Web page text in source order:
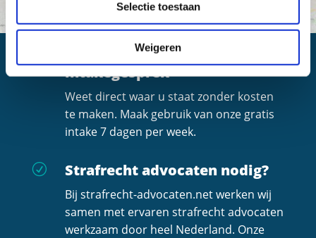
Selectie toestaan
Weigeren
Altijd een gratis
intakegesprek
Weet direct waar u staat zonder kosten
te maken. Maak gebruik van onze gratis
intake 7 dagen per week.
R Strafrecht advocaten nodig?
Bij strafrecht-advocaten.net werken wij
samen met ervaren strafrecht advocaten
werkzaam door heel Nederland. Onze